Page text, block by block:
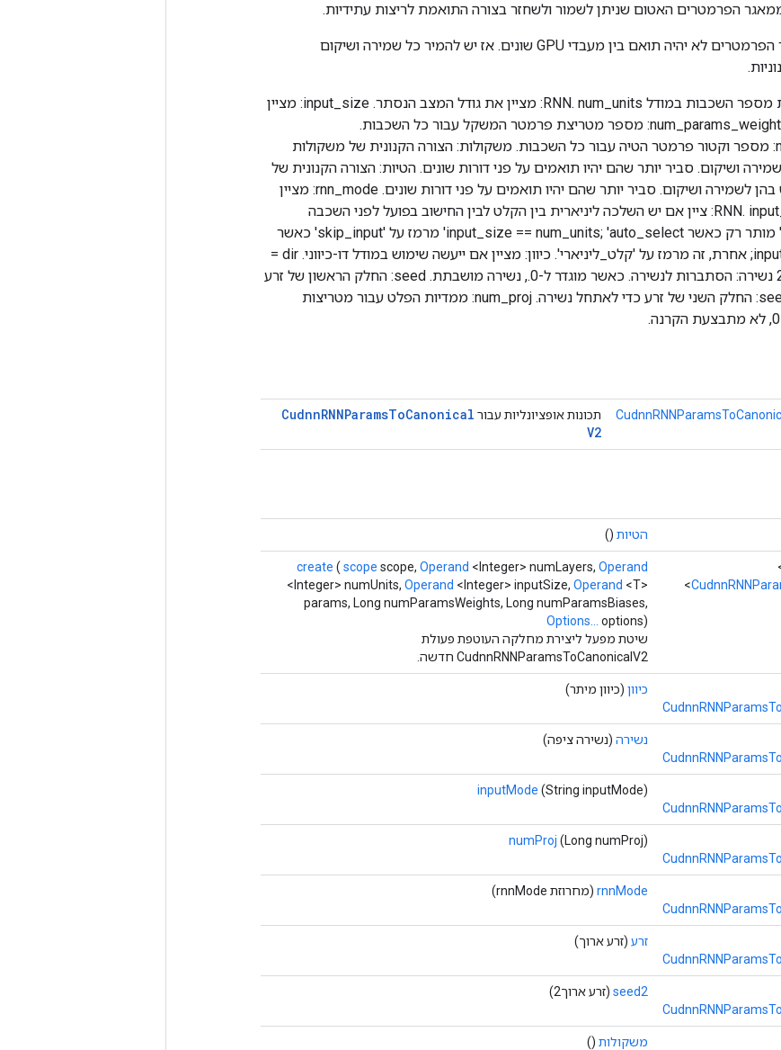
הפרמטרים האטום שניתן לשמור ולשחזר בצורה התואמת לריצות עתידיות.
שים לב שייתכן שמאגר הפרמטרים לא יהיה תואם בין מעבדי GPU שונים. אז יש להמיר כל שמירה ושיקום
num_layers: מציין את מספר השכבות במודל RNN. num_units: מציין את גודל המצב הנסתר. input_size: מציין
את גודל מצב הקלט. num_params_weights: מספר מטריצת פרמטר המשקל עבור כל השכבות.
num_params_biases: מספר וקטור פרמטר הטיה עבור כל השכבות. משקולות: הצורה הקנונית של משקולות
ושיקום. סביר יותר שהם יהיו תואמים על פני דורות שונים. הטיות: הצורה הקנונית של
הטיות שניתן להשתמש בהן לשמירה ושיקום. סביר יותר שהם יהיו תואמים על פני דורות שונים. rnn_mode: מציין
את סוג דגם ה-RNN. input_mode: ציין אם יש השלכה ליניארית בין הקלט לבין החישוב בפועל לפני השכבה
הראשונה. 'skip_input' מותר רק כאשר input_size == num_units; 'auto_select' מרמז על 'skip_input' כאשר
input_size == num_units; אחרת, זה מרמז על 'קלט_ליניארי'. כיוון: מציין אם ייעשה שימוש במודל דו-כיווני. dir =
(כיוון == דו כיווני) ? 2:1 נשירה: הסתברות לנשירה. כאשר מוגדר ל-0., נשירה מושבתת. seed: החלק הראשון של זרע
כדי לאתחל נשירה. seed2: החלק השני של זרע כדי לאתחל נשירה. num_proj: ממדיות הפלט עבור מטריצות
תכונות אופציונליות עבור CudnnRNNParamsToCanonical
V2
הטיות ()
create ( scope scope, Operand <Integer> numLayers, Operand
<Integer> numUnits, Operand <Integer> inputSize, Operand <T>
params, Long numParamsWeights, Long numParamsBiases,
Options...
options)
שיטת מפעל ליצירת מחלקה העוטפת פעולת
CudnnRNNParamsToCanonicalV2 חדשה.
כיוון (כיוון מיתר)
נשירה (נשירה ציפה)
inputMode (String inputMode)
numProj (Long numProj)
rnnMode (מחרוזת rnnMode)
זרע (זרע ארוך)
seed2 (זרע ארוך2)
משקולות ()